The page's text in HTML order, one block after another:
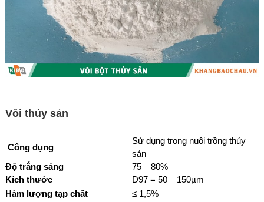
Vôi thủy sản
Công dụng
Sử dụng trong nuôi trồng thủy
sản
Độ trắng sáng
75 – 80%
Kích thước
D97 = 50 – 150µm
Hàm lượng tạp chất
≤ 1,5%